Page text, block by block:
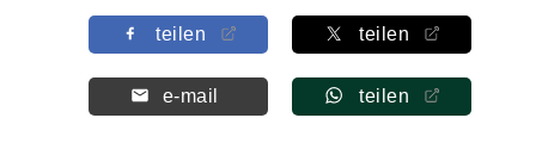
teilen teilen
e-mail teilen